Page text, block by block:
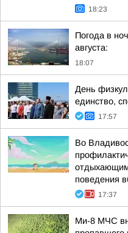
18:23
Погода в
августа:
18:07
День
единство,
17:57
Во
поведения
17:37
Ми-8 МЧС